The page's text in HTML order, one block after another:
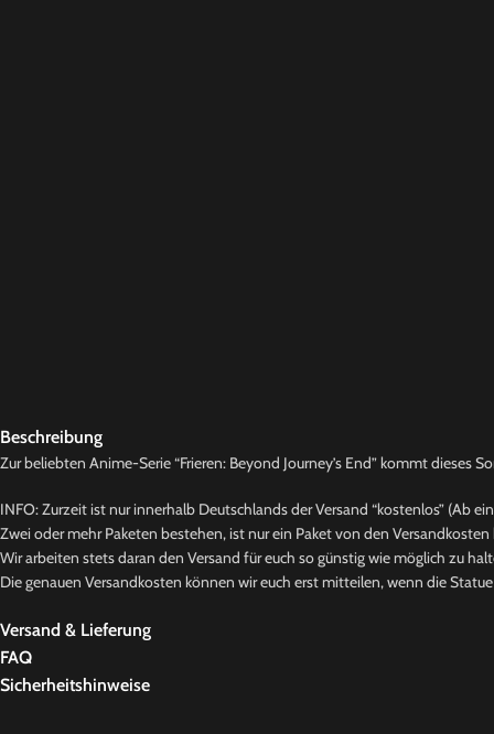
Beschreibung
Zur beliebten Anime-Serie “Frieren: Beyond Journey’s End” kommt dieses
INFO: Zurzeit ist nur innerhalb Deutschlands der Versand “kostenlos” (Ab
Zwei oder mehr Paketen bestehen, ist nur ein Paket von den Versandkosten
Wir arbeiten stets daran den Versand für euch so günstig wie möglich zu
Die genauen Versandkosten können wir euch erst mitteilen, wenn die
Versand & Lieferung
FAQ
Sicherheitshinweise